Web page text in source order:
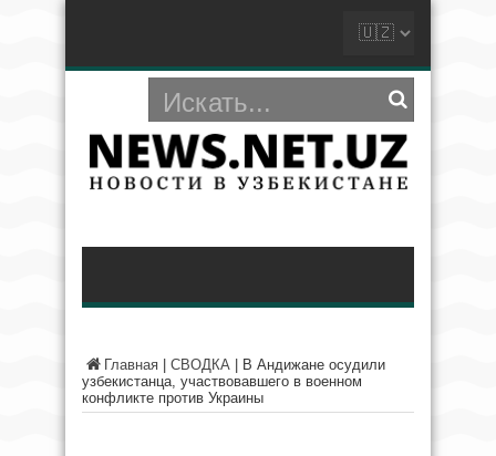
Главная СВОДКА
В Андижане осудили
узбекистанца, участвовавшего в военном
конфликте против Украины